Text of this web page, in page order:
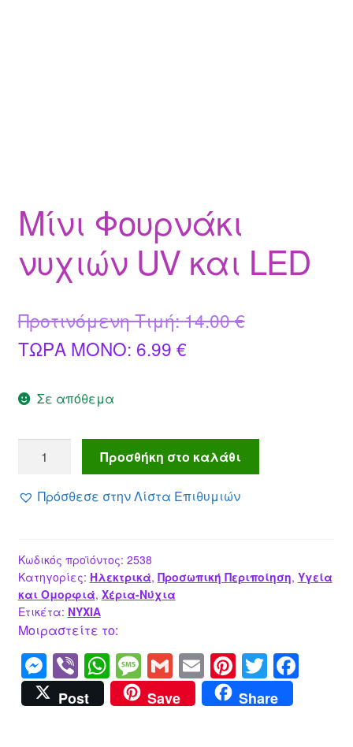
Μίνι Φουρνάκι
νυχιών UV και LED
Προτινόμενη Τιμή:14.00€Original
ΤΩΡΑ MONO: 6.99 €Η
είναι:
6.99 €.
Σε απόθεμα
Φουρνάκι
νυχιών
UV
ποσότητα
Προσθήκη στο καλάθι
Πρόσθεσε στην Λίστα Επιθυμιών
Κωδικός προϊόντος: 2538
Κατηγορίες: Ηλεκτρικά, Προσωπική Περιποίηση, Υγεία
και Ομορφιά, Χέρια-Νύχια
Ετικέτα: ΝΥΧΙΑ
Μοιραστείτε το:
M
e
ss
Vi
b
er
W
h
at
M
e
ss
G
m
ail
E
m
ail
Pi
nt
er
T
wi
tt
F
Post Save Share